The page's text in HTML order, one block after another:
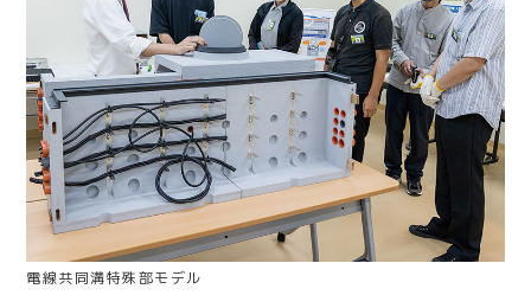
電線共同溝特殊部モデル